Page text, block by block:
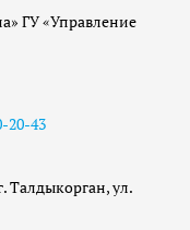
ГУ «Управление
20-43
Талдыкорган, ул.